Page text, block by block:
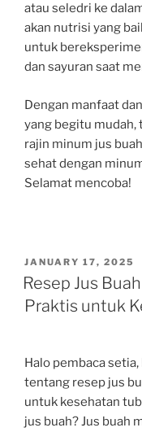
atau seledri ke
akan nutrisi yang
untuk
dan sayuran saat
Dengan manfaat
yang begitu mudah,
rajin minum jus
sehat dengan
Selamat mencoba!
POSTED
ON
JANUARY 17, 2025
Resep Jus
Praktis untuk
Halo pembaca
tentang resep jus
untuk kesehatan
jus buah? Jus buah